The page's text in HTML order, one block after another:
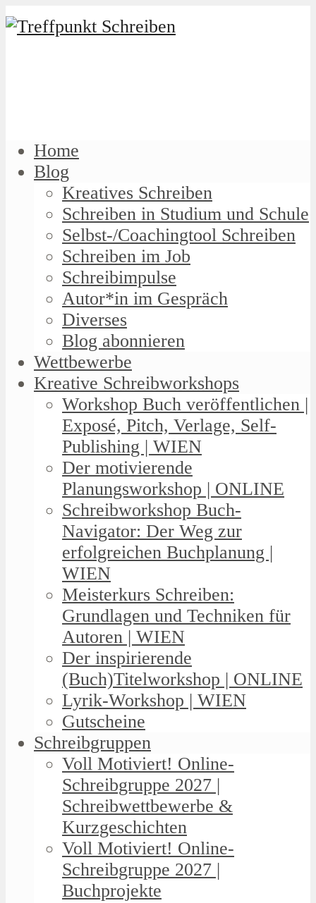
Home
Blog
Kreatives Schreiben
Schreiben in Studium und Schule
Selbst-/Coachingtool Schreiben
Schreiben im Job
Schreibimpulse
Autor*in im Gespräch
Diverses
Blog abonnieren
Wettbewerbe
Kreative Schreibworkshops
Workshop Buch veröffentlichen |
Exposé, Pitch, Verlage, Self-
Publishing | WIEN
Der motivierende
Planungsworkshop | ONLINE
Schreibworkshop Buch-
Navigator: Der Weg zur
erfolgreichen Buchplanung |
WIEN
Meisterkurs Schreiben:
Grundlagen und Techniken für
Autoren | WIEN
Der inspirierende
(Buch)Titelworkshop | ONLINE
Lyrik-Workshop | WIEN
Gutscheine
Schreibgruppen
Voll Motiviert! Online-
Schreibgruppe 2027 |
Schreibwettbewerbe &
Kurzgeschichten
Voll Motiviert! Online-
Schreibgruppe 2027 |
Buchprojekte